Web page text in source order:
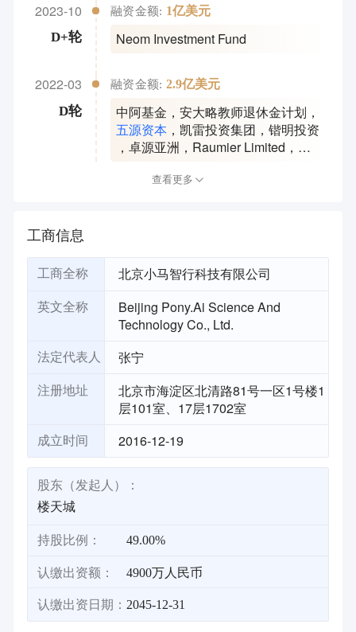
2023-10
D+轮
融资金额: 1亿美元
Neom Investment Fund
2022-03
D轮
融资金额: 2.9亿美元
中阿基金 ，安大略教师退休金计划 ，
五源资本 ，凯雷投资集团 ，锴明投资
，卓源亚洲 ， Raumier Limited ，
LIMITED查看更多
工商信息
工商全称 北京小马智行科技有限公司
英文全称
Beijing Pony.Ai Science And
Technology Co., Ltd.
法定代表人 张宁
注册地址
北京市海淀区北清路81号一区1号楼1
层101室、17层1702室
成立时间 2016-12-19
股东（发起人）：
楼天城
持股比例： 49.00%
认缴出资额： 4900万人民币
认缴出资日期： 2045-12-31